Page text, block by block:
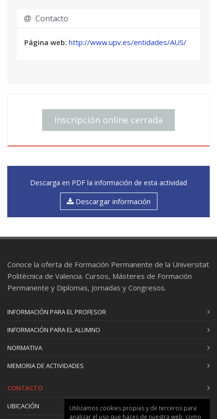
• Un decálogo que nunca deberías seguir
II.—Estimulando la imaginación
• El proceso inspirador
• Sencillez, claridad y precisión
• Visualización.
• Puntualizaciones de gramática y ortografía
• Diferencias entre relato novela y cuento
• El planteamiento clásico: Inicio, nudo y
• El tiempo
• El ritmo
• Los distintos tipos de narradores
• Por qué es importante quién cuenta
• Ejercicios
• Ponerse en la piel de los demás: empatía
• Personajes principales y secundarios
• Ejercicios
VIII.—La ambientación y la atmósfera
X. —Cómo leer. Lo que buscamos en la lectura.
Prácticas
Contacto
Página web: http://www.upv.es/entidades/AUS/
Inscripción online cerrada
Descarga en PDF la información de esta actividad
Descargar información
Conoce la oferta de Formación Permanente de la Universitat
Politècnica de Valencia. Cursos, Másteres de Formación
Permanente y Diplomas, Jornadas y Congresos.
INFORMACIÓN PARA EL PROFESOR
INFORMACIÓN PARA EL ALUMNO
NORMATIVA
MEMORIA DE ACTIVIDADES
CONTACTO
UBICACIÓN
Utilizamos cookies propias y de terceros para
analizar el uso que haces de nuestra web, como